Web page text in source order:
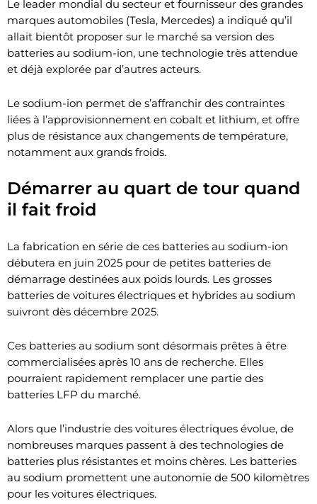
Le leader mondial du secteur et fournisseur des grandes
marques automobiles (Tesla, Mercedes) a indiqué qu’il
allait bientôt proposer sur le marché sa version des
batteries au sodium-ion, une technologie très attendue
et déjà explorée par d’autres acteurs.
Le sodium-ion permet de s’affranchir des contraintes
liées à l’approvisionnement en cobalt et lithium, et offre
plus de résistance aux changements de température,
notamment aux grands froids.
Démarrer au quart de tour quand
il fait froid
La fabrication en série de ces batteries au sodium-ion
débutera en juin 2025 pour de petites batteries de
démarrage destinées aux poids lourds. Les grosses
batteries de voitures électriques et hybrides au sodium
suivront dès décembre 2025.
Ces batteries au sodium sont désormais prêtes à être
commercialisées après 10 ans de recherche. Elles
pourraient rapidement remplacer une partie des
batteries LFP du marché.
Alors que l’industrie des voitures électriques évolue, de
nombreuses marques passent à des technologies de
batteries plus résistantes et moins chères. Les batteries
au sodium promettent une autonomie de 500 kilomètres
pour les voitures électriques.